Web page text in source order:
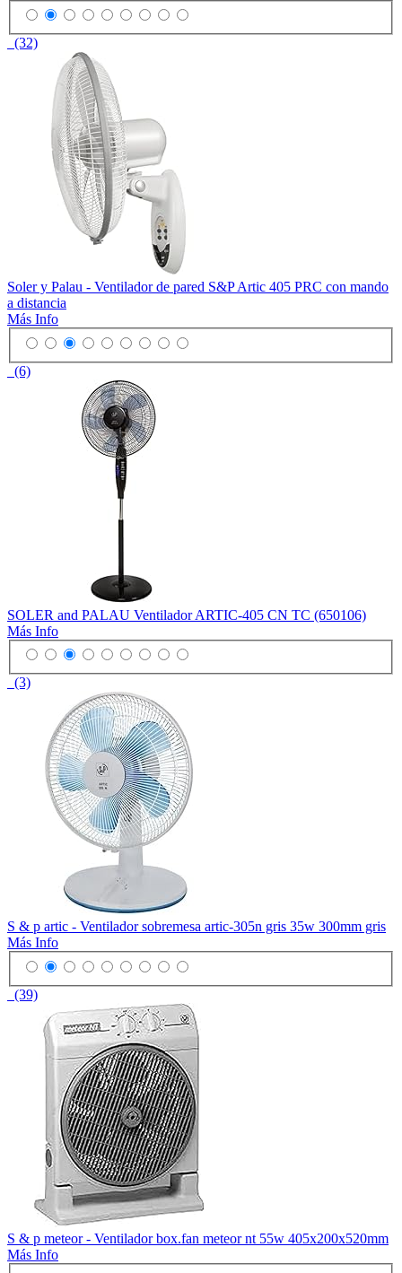
(32)
Soler y Palau - Ventilador de pared S&P Artic 405 PRC con mando
a distancia
Más Info
(6)
SOLER and PALAU Ventilador ARTIC-405 CN TC (650106)
Más Info
(3)
S & p artic - Ventilador sobremesa artic-305n gris 35w 300mm gris
Más Info
(39)
S & p meteor - Ventilador box.fan meteor nt 55w 405x200x520mm
Más Info